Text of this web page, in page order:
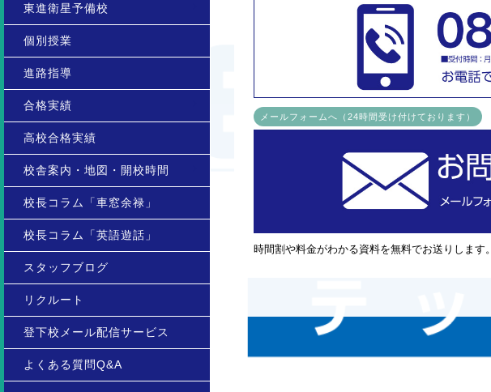
東進衛星予備校
個別授業
進路指導
合格実績
高校合格実績
校舎案内・地図・開校時間
校長コラム「車窓余禄」
校長コラム「英語遊話」
スタッフブログ
リクルート
登下校メール配信サービス
よくある質問Q&A
メールフォームへ（24時間受け付けております）
時間割や料金がわかる資料を無料でお送りします。